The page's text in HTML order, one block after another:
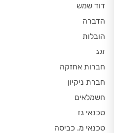
דוד שמש
הדברה
הובלות
זגג
חברות אחזקה
חברת ניקיון
חשמלאים
טכנאי גז
טכנאי מ. כביסה